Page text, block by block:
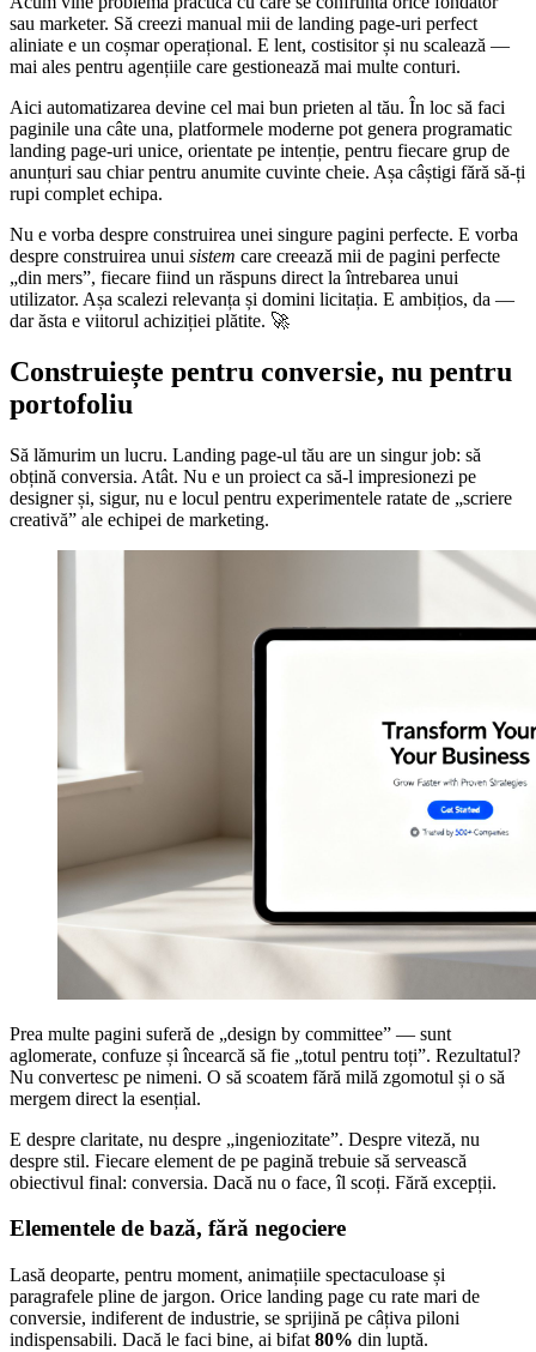
sau marketer. Să creezi manual mii de landing page-uri perfect
aliniate e un coșmar operațional. E lent, costisitor și nu scalează —
mai ales pentru agențiile care gestionează mai multe conturi.
Aici automatizarea devine cel mai bun prieten al tău. În loc să faci
paginile una câte una, platformele moderne pot genera programatic
landing page-uri unice, orientate pe intenție, pentru fiecare grup de
anunțuri sau chiar pentru anumite cuvinte cheie. Așa câștigi fără să-ți
rupi complet echipa.
Nu e vorba despre construirea unei singure pagini perfecte. E vorba
despre construirea unui sistem care creează mii de pagini perfecte
„din mers”, fiecare fiind un răspuns direct la întrebarea unui
utilizator. Așa scalezi relevanța și domini licitația. E ambițios, da —
dar ăsta e viitorul achiziției plătite. 🚀
Construiește pentru conversie, nu pentru
portofoliu
Să lămurim un lucru. Landing page-ul tău are un singur job: să
obțină conversia. Atât. Nu e un proiect ca să-l impresionezi pe
designer și, sigur, nu e locul pentru experimentele ratate de „scriere
creativă” ale echipei de marketing.
Prea multe pagini suferă de „design by committee” — sunt
aglomerate, confuze și încearcă să fie „totul pentru toți”. Rezultatul?
Nu convertesc pe nimeni. O să scoatem fără milă zgomotul și o să
mergem direct la esențial.
E despre claritate, nu despre „ingeniozitate”. Despre viteză, nu
despre stil. Fiecare element de pe pagină trebuie să servească
obiectivul final: conversia. Dacă nu o face, îl scoți. Fără excepții.
Elementele de bază, fără negociere
Lasă deoparte, pentru moment, animațiile spectaculoase și
paragrafele pline de jargon. Orice landing page cu rate mari de
conversie, indiferent de industrie, se sprijină pe câțiva piloni
indispensabili. Dacă le faci bine, ai bifat 80% din luptă.